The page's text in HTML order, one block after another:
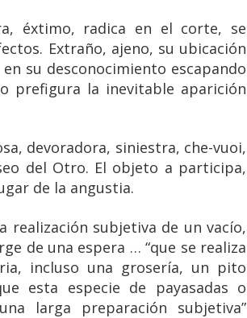
éxtimo, radica en el corte, se
Extraño, ajeno, su ubicación
su desconocimiento escapando
prefigura la inevitable aparición
devoradora, siniestra, che-vuoi,
del Otro. El objeto a participa,
de la angustia.
realización subjetiva de un vacío,
de una espera … “que se realiza
incluso una grosería, un pito
esta especie de payasadas o
larga preparación subjetiva”